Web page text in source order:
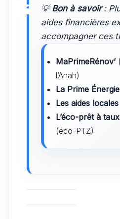
💡Bon à savoir:
aides financières
accompagner ces
MaPrimeRénov’
l’Anah)
La Prime Énergie
Les aides locales
L’éco-prêt à
(éco-PTZ)